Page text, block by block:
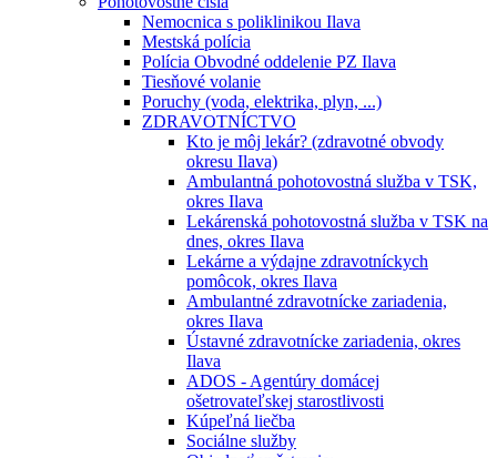
Nemocnica s poliklinikou Ilava
Mestská polícia
Polícia Obvodné oddelenie PZ Ilava
Tiesňové volanie
Poruchy (voda, elektrika, plyn, ...)
ZDRAVOTNÍCTVO
Kto je môj lekár? (zdravotné obvody
okresu Ilava)
Ambulantná pohotovostná služba v TSK,
okres Ilava
Lekárenská pohotovostná služba v TSK na
dnes, okres Ilava
Lekárne a výdajne zdravotníckych
pomôcok, okres Ilava
Ambulantné zdravotnícke zariadenia,
okres Ilava
Ústavné zdravotnícke zariadenia, okres
Ilava
ADOS - Agentúry domácej
ošetrovateľskej starostlivosti
Kúpeľná liečba
Sociálne služby